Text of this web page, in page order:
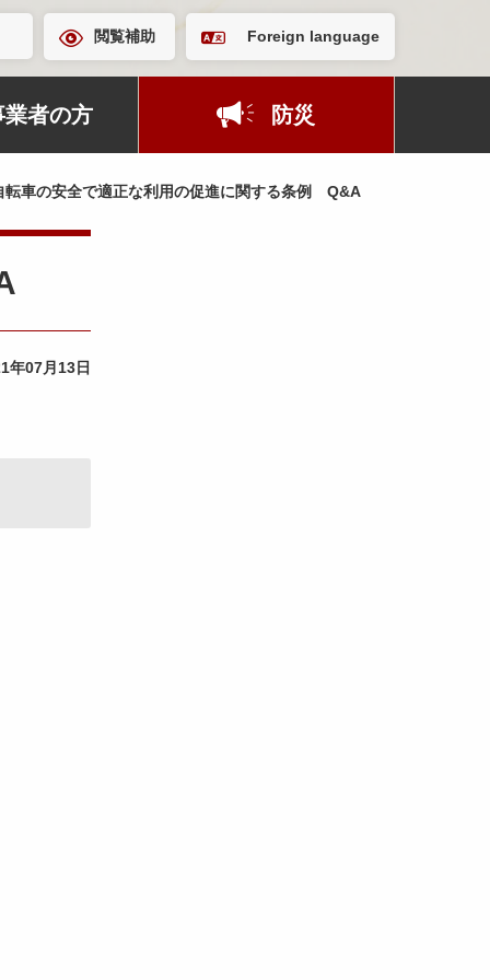
閲覧補助 Foreign language
業者の方 防災
転車の安全で適正な利用の促進に関する条例 Q&A
年07月13日